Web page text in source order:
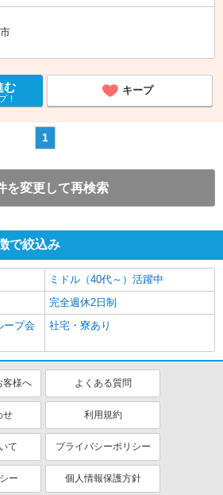
む
！
キープ
1
を変更して再検索
で絞込み
ミドル（40代～）活躍中
完全週休2日制
ープ会
社宅・寮あり
客様へ よくある質問
せ 利用規約
て プライバシーポリシー
ー 個人情報保護方針